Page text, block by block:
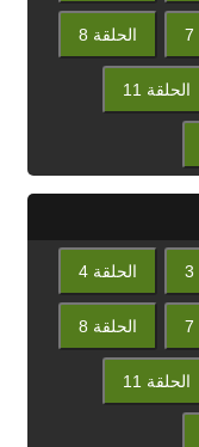
الحلقة 8
الحلقة 11
الحلقة 4
الحلقة 8
الحلقة 11